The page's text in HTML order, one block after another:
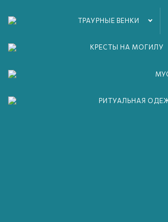
ТРАУРНЫЕ ВЕНКИ
КРЕСТЫ НА МОГИЛУ
РИТУАЛЬНАЯ